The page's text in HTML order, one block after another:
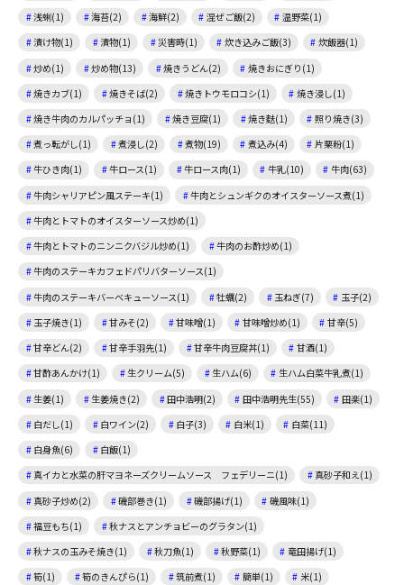
浅蜊(1) 海苔(2) 海鮮(2) 混ぜご飯(2)
温野菜(1)
漬け物(1)
漬物(1) 災害時(1) 炊き込みご飯(3)
炊飯器(1)
炒め(1)
炒め物(13) 焼きうどん(2)
焼きおにぎり(1)
焼きカブ(1)
焼きそば(2) 焼きトウモロコシ(1)
焼き浸し(1)
焼き牛肉のカルパッチョ(1)
焼き豆腐(1) 焼き麩(1)
照り焼き(3)
煮っ転がし(1)
煮浸し(2) 煮物(19) 煮込み(4)
片栗粉(1)
牛ひき肉(1)
牛ロース(1) 牛ロース肉(1) 牛乳(10)
牛肉(63)
牛肉シャリアピン風ステーキ(1)
牛肉とシュンギクのオイスターソース煮(1)
牛肉とトマトのオイスターソース炒め(1)
牛肉とトマトのニンニクバジル炒め(1)
牛肉のお酢炒め(1)
牛肉のステーキカフェドパリバターソース(1)
牛肉のステーキバーベキューソース(1)
牡蠣(2) 玉ねぎ(7)
玉子(2)
玉子焼き(1)
甘みそ(2) 甘味噌(1) 甘味噌炒め(1)
甘辛(5)
甘辛どん(2)
甘辛手羽先(1) 甘辛牛肉豆腐丼(1)
甘酒(1)
甘酢あんかけ(1)
生クリーム(5) 生ハム(6)
生ハム白菜牛乳煮(1)
生姜(1)
生姜焼き(2) 田中浩明(2) 田中浩明先生(55)
田楽(1)
白だし(1)
白ワイン(2) 白子(3) 白米(1)
白菜(11)
白身魚(6)
白飯(1)
真イカと水菜の肝マヨネーズクリームソース フェデリーニ(1)
真砂子和え(1)
真砂子炒め(2)
磯部巻き(1) 磯部揚げ(1)
磯風味(1)
福豆もち(1)
秋ナスとアンチョビーのグラタン(1)
秋ナスの玉みそ焼き(1)
秋刀魚(1) 秋野菜(1)
竜田揚げ(1)
筍(1)
筍のきんぴら(1) 筑前煮(1) 簡単(1)
米(1)